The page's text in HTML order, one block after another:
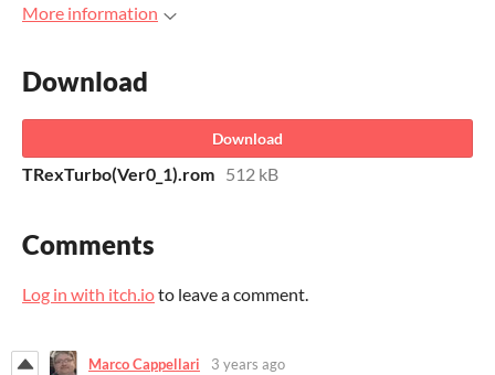
More information
Download
Download
TRexTurbo(Ver0_1).rom 512 kB
Comments
Log in with itch.ioto leave a comment.
Marco Cappellari 3 years ago